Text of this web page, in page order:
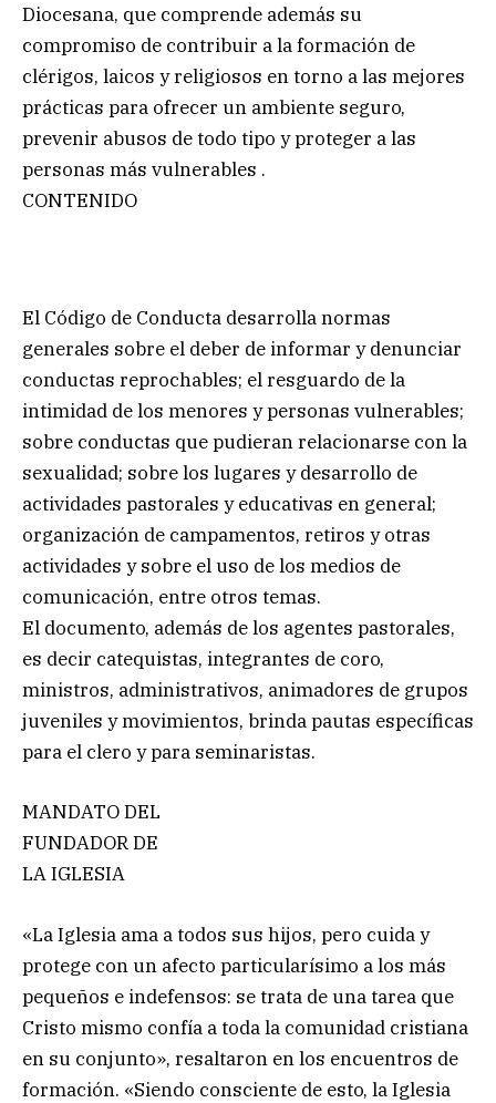
Diocesana, que comprende además su
compromiso de contribuir a la formación de
clérigos, laicos y religiosos en torno a las mejores
prácticas para ofrecer un ambiente seguro,
prevenir abusos de todo tipo y proteger a las
personas más vulnerables .
CONTENIDO
El Código de Conducta desarrolla normas
generales sobre el deber de informar y denunciar
conductas reprochables; el resguardo de la
intimidad de los menores y personas vulnerables;
sobre conductas que pudieran relacionarse con la
sexualidad; sobre los lugares y desarrollo de
actividades pastorales y educativas en general;
organización de campamentos, retiros y otras
actividades y sobre el uso de los medios de
comunicación, entre otros temas.
El documento, además de los agentes pastorales,
es decir catequistas, integrantes de coro,
ministros, administrativos, animadores de grupos
juveniles y movimientos, brinda pautas específicas
para el clero y para seminaristas.
MANDATO DEL
FUNDADOR DE
LA IGLESIA
«La Iglesia ama a todos sus hijos, pero cuida y
protege con un afecto particularísimo a los más
pequeños e indefensos: se trata de una tarea que
Cristo mismo confía a toda la comunidad cristiana
en su conjunto», resaltaron en los encuentros de
formación. «Siendo consciente de esto, la Iglesia